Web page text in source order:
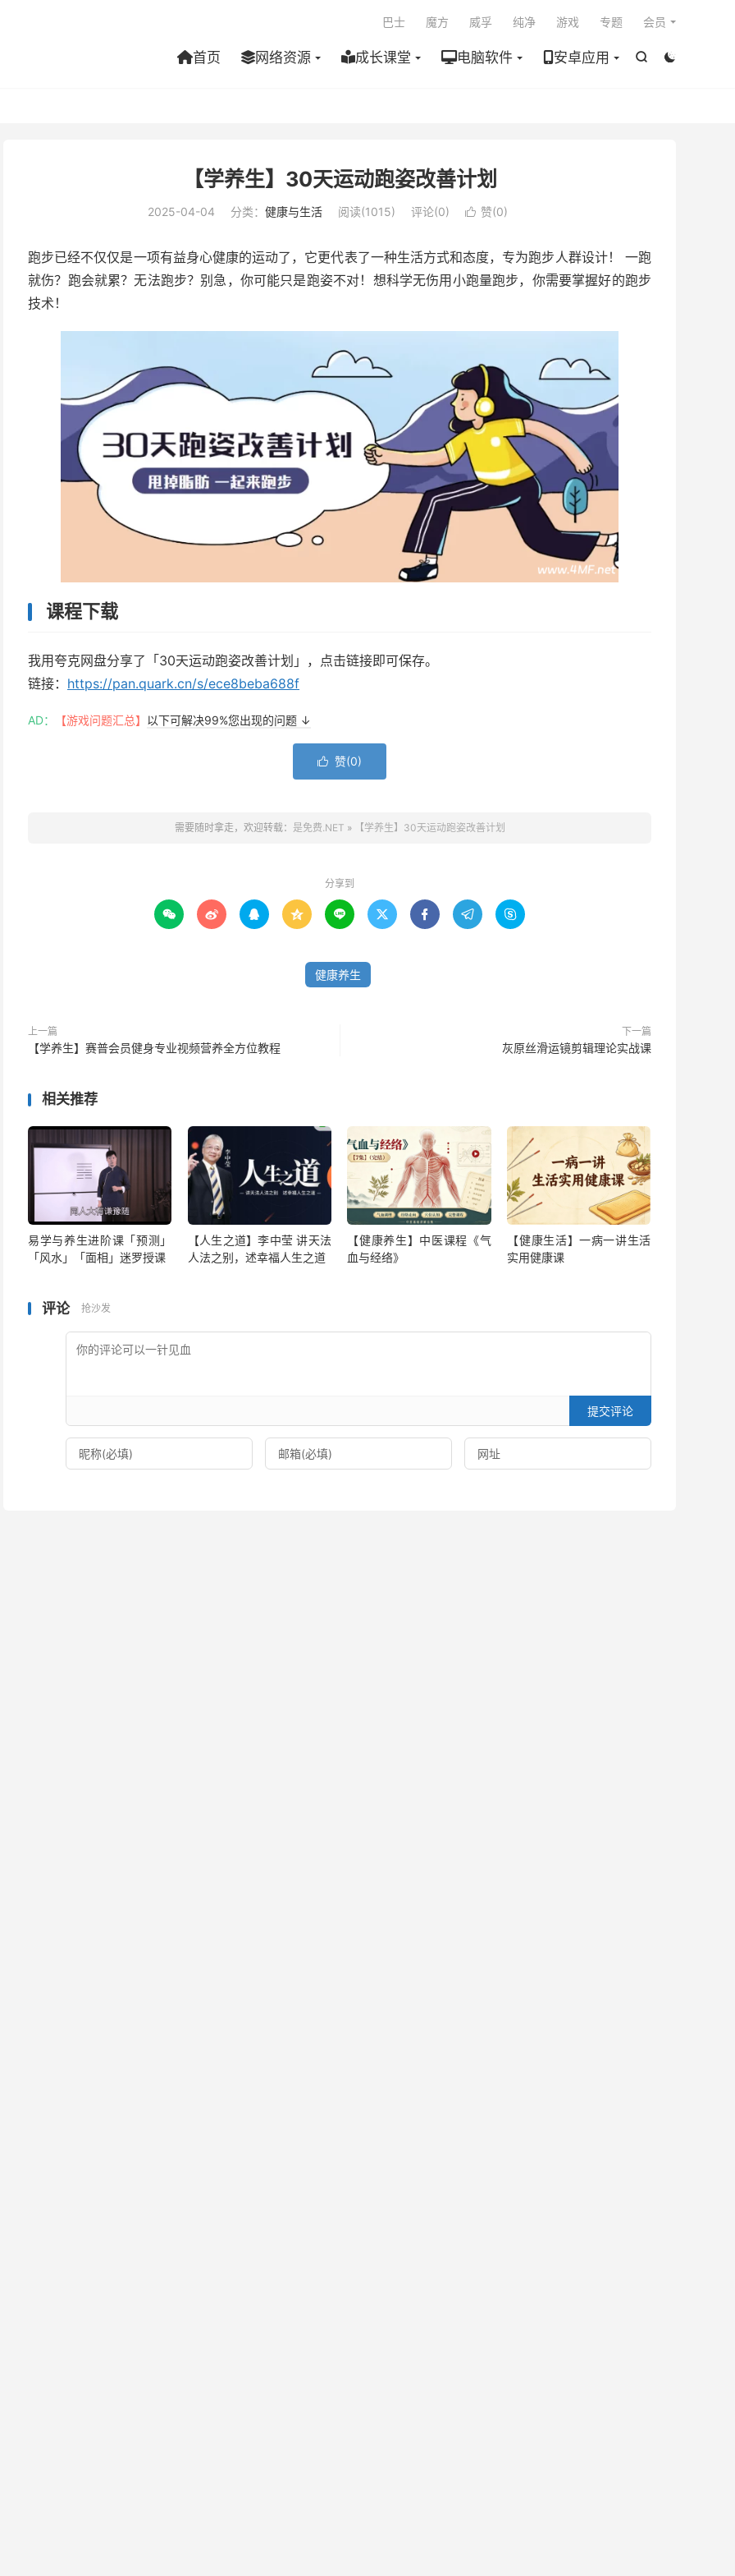


首页 网络资源 成长课堂 电脑软件 安卓应用
巴士 魔方 威孚 纯净 游戏 专题 会员
【学养生】30天运动跑姿改善计划
2025-04-04 分类： 健康与生活 阅读(1015) 评论(0)  赞(0)
跑步已经不仅仅是一项有益身心健康的运动了，它更代表了一种生活方式和态度，专为跑步人群设计！ 一跑
就伤？跑会就累？无法跑步？别急，你可能只是跑姿不对！想科学无伤用小跑量跑步，你需要掌握好的跑步
技术！
课程下载
我用夸克网盘分享了「30天运动跑姿改善计划」，点击链接即可保存。
链接： https://pan.quark.cn/s/ece8beba688f
AD： 【游戏问题汇总】 以下可解决99%您出现的问题 ↓
 赞(0)
需要随时拿走，欢迎转载： 是免费.NET » 【学养生】30天运动跑姿改善计划
分享到
        
健康养生
上一篇
【学养生】赛普会员健身专业视频营养全方位教程
下一篇
灰原丝滑运镜剪辑理论实战课
相关推荐
易学与养生进阶课「预测」
「风水」「面相」迷罗授课
【人生之道】李中莹 讲天法
人法之别，述幸福人生之道
【健康养生】中医课程《气
血与经络》
【健康生活】一病一讲生活
实用健康课
评论 抢沙发
提交评论